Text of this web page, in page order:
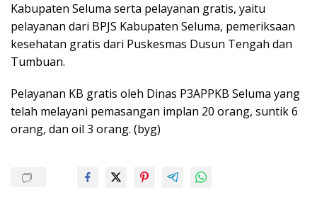
Kabupaten Seluma serta pelayanan gratis, yaitu
pelayanan dari BPJS Kabupaten Seluma, pemeriksaan
kesehatan gratis dari Puskesmas Dusun Tengah dan
Tumbuan.
Pelayanan KB gratis oleh Dinas P3APPKB Seluma yang
telah melayani pemasangan implan 20 orang, suntik 6
orang, dan oil 3 orang. (byg)